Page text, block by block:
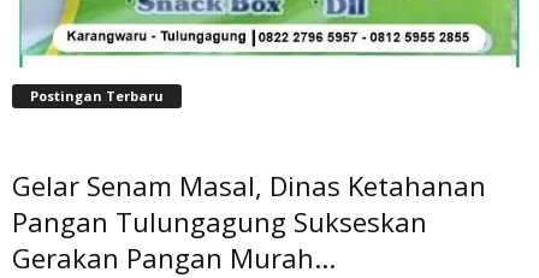
Postingan Terbaru
Gelar Senam Masal, Dinas Ketahanan
Pangan Tulungagung Sukseskan
Gerakan Pangan Murah...